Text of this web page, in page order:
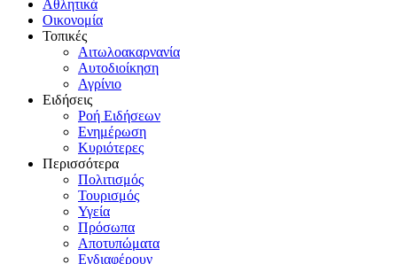
Αθλητικά
Οικονομία
Τοπικές
Αιτωλοακαρνανία
Αυτοδιοίκηση
Αγρίνιο
Ειδήσεις
Ροή Ειδήσεων
Ενημέρωση
Κυριότερες
Περισσότερα
Πολιτισμός
Τουρισμός
Υγεία
Πρόσωπα
Αποτυπώματα
Ενδιαφέρουν